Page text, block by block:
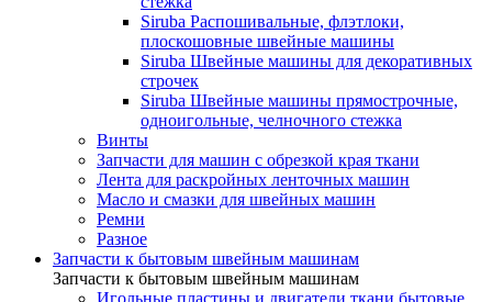
Siruba Распошивальные, флэтлоки,
плоскошовные швейные машины
Siruba Швейные машины для декоративных
строчек
Siruba Швейные машины прямострочные,
одноигольные, челночного стежка
Винты
Запчасти для машин с обрезкой края ткани
Лента для раскройных ленточных машин
Масло и смазки для швейных машин
Ремни
Разное
Запчасти к бытовым швейным машинам
Запчасти к бытовым швейным машинам
Игольные пластины и двигатели ткани бытовые